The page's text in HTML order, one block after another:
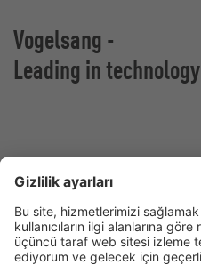
Vogelsang -
Leading in technology
Holthoege 10-14
49632 Essen (Oldenburg)
Almanya